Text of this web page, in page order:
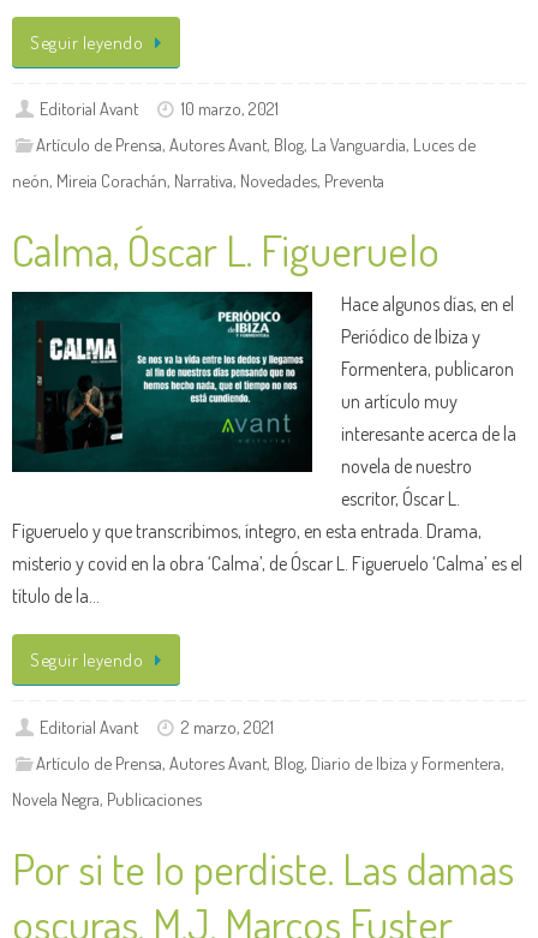
Seguir leyendo
Editorial Avant
10 marzo, 2021
Artículo de Prensa,Autores Avant, Blog, La Vanguardia, Luces de
neón, Mireia Corachán, Narrativa, Novedades, Preventa
Calma, Óscar L. Figueruelo
Hace algunos días, en el
Periódico de Ibiza y
Formentera, publicaron
un artículo muy
interesante acerca de la
novela de nuestro
escritor, Óscar L.
Figueruelo y que transcribimos, íntegro, en esta entrada. Drama,
misterio y covid en la obra ‘Calma’, de Óscar L. Figueruelo ‘Calma’ es el
título de la…
Seguir leyendo
Editorial Avant
2 marzo, 2021
Artículo de Prensa,Autores Avant, Blog, Diario de Ibiza y Formentera,
Novela Negra, Publicaciones
Por si te lo perdiste. Las damas
oscuras, M.J. Marcos Fuster